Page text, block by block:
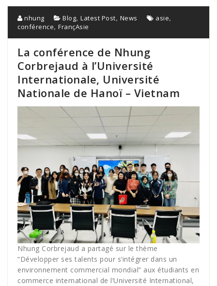
nhung Blog, Latest Post, News asie,
conférence, FrançAsie
La conférence de Nhung
Corbrejaud à l’Université
Internationale, Université
Nationale de Hanoï – Vietnam
Nhung Corbrejaud a partagé sur le thème
“Développer ses talents pour s’intégrer dans un
environnement commercial mondial” aux étudiants en
commerce international de l’Université International,